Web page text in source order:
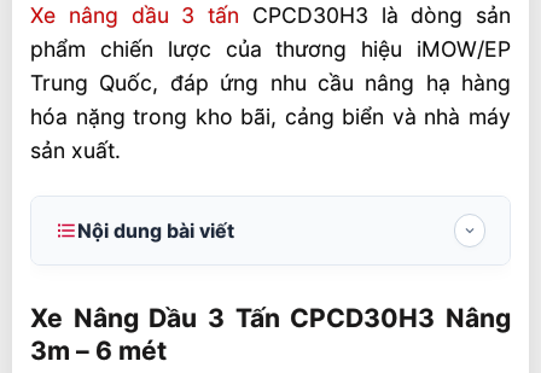
Xe nâng dầu 3 tấn CPCD30H3 là dòng sản
phẩm chiến lược của thương hiệu iMOW/EP
Trung Quốc, đáp ứng nhu cầu nâng hạ hàng
hóa nặng trong kho bãi, cảng biển và nhà máy
sản xuất.
Nội dung bài viết
6 mét
Bảng Thông Số Kỹ Thuật Xe Nâng Dầu 3
Xe Nâng Dầu 3 Tấn CPCD30H3 Nâng
3m – 6 mét